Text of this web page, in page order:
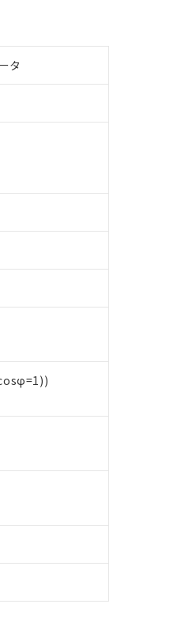
タ
に対応した製品が提供可能な商
応した製品に切り替える予定の
に非対応の商品で、対応品を出
の対応状況を調査中または確認
有無と関係のない商品です。